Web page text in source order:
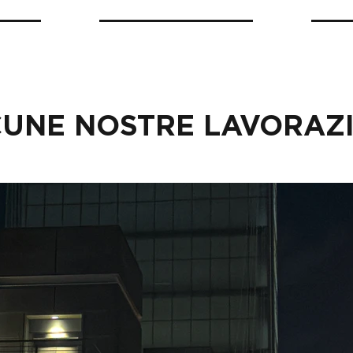
NOSTRE